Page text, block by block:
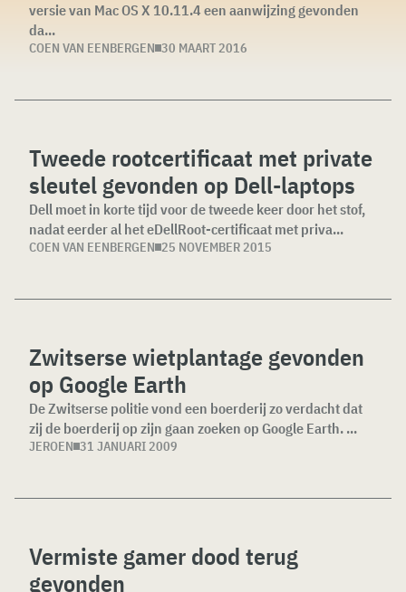
versie van Mac OS X 10.11.4 een aanwijzing gevonden
da...
COEN VAN EENBERGEN 30 MAART 2016
Tweede rootcertificaat met private
sleutel gevonden op Dell-laptops
Dell moet in korte tijd voor de tweede keer door het stof,
nadat eerder al het eDellRoot-certificaat met priva...
COEN VAN EENBERGEN 25 NOVEMBER 2015
Zwitserse wietplantage gevonden
op Google Earth
De Zwitserse politie vond een boerderij zo verdacht dat
zij de boerderij op zijn gaan zoeken op Google Earth. ...
JEROEN 31 JANUARI 2009
Vermiste gamer dood terug
gevonden